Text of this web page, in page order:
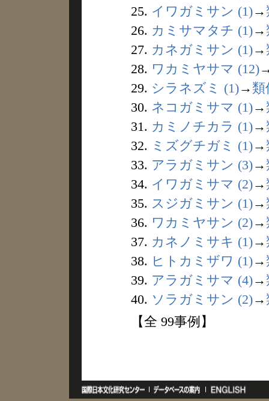
25. イワガミサン (1)→
26. カミサマタチ (1)→
27. カネガミサン (1)→
28. ワカミヤサマ (12)
29. シラネズミ (1)→ 類
30. ネコガミサマ (1)→
31. カミノチカラ (1)→
32. ミズグチガミ (1)→
33. アラガミサン (3)→
34. イワガミサマ (2)→
35. スジガミサン (1)→
36. ワカミヤサン (2)→
37. カネノミサキ (1)→
38. ヒトカミザワ (1)→
39. アラガミサマ (4)→
40. ソラガミサン (2)→
【全 99事例】